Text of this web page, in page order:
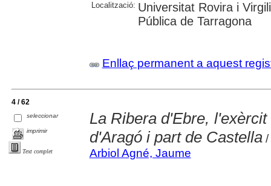
Localització: Universitat Rovira i
Pública de Tarragona
Enllaç permanent a aquest
4 / 62
seleccionar
imprimir
Text complet
La Ribera d'Ebre,
d'Aragó i part de Castella/
Arbiol Agné, Jaume